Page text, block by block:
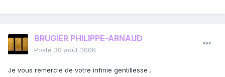
BRUGIER PHILIPPE-ARNAUD
Posté 30 août 2008
Je vous remercie de votre infinie gentillesse .